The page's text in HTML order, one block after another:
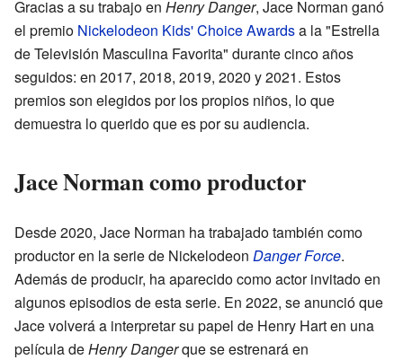
Gracias a su trabajo en Henry Danger, Jace Norman ganó
el premio Nickelodeon Kids' Choice Awardsa la "Estrella
de Televisión Masculina Favorita" durante cinco años
seguidos: en 2017, 2018, 2019, 2020 y 2021. Estos
premios son elegidos por los propios niños, lo que
demuestra lo querido que es por su audiencia.
Jace Norman como productor
Desde 2020, Jace Norman ha trabajado también como
productor en la serie de Nickelodeon Danger Force.
Además de producir, ha aparecido como actor invitado en
algunos episodios de esta serie. En 2022, se anunció que
Jace volverá a interpretar su papel de Henry Hart en una
película deHenry Dangerque se estrenará en